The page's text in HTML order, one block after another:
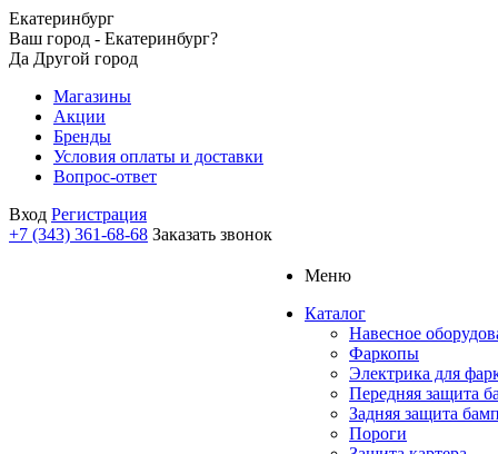
Екатеринбург
Ваш город - Екатеринбург?
Да Другой город
Магазины
Акции
Бренды
Условия оплаты и доставки
Вопрос-ответ
Вход Регистрация
+7 (343) 361-68-68 Заказать звонок
Меню
Каталог
Навесное
Фаркопы
Электрика для
Передняя защита
Задняя защита
Пороги